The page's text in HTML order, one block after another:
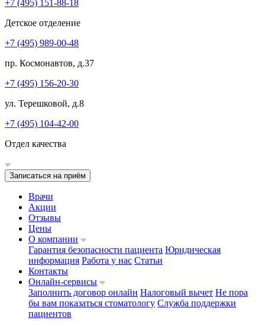
+7 (495) 151-88-18
Детское отделение
+7 (495) 989-00-48
пр. Космонавтов, д.37
+7 (495) 156-20-30
ул. Терешковой, д.8
+7 (495) 104-42-00
Отдел качества
Записаться на приём
Врачи
Акции
Отзывы
Цены
О компании
Гарантия безопасности пациента Юридическая
информация Работа у нас Статьи
Контакты
Онлайн-сервисы
Заполнить договор онлайн Налоговый вычет Не пора
бы вам показаться стоматологу Служба поддержки
пациентов